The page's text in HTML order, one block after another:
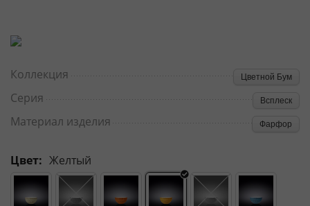
Коллекция Цветной Бум
Серия Всплеск
Материал изделия Фарфор
Цвет: Желтый